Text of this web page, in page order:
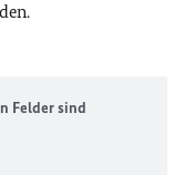
Felder sind